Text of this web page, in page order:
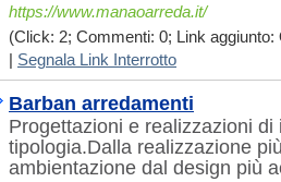
https://www.manaoarreda.it/
(Click: 2; Commenti: 0; Link aggiunto:
Segnala Link Interrotto
Barban arredamenti
Progettazioni e realizzazioni di
tipologia.Dalla realizzazione
ambientazione dal design più